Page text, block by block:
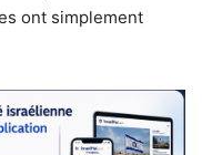
ont simplement